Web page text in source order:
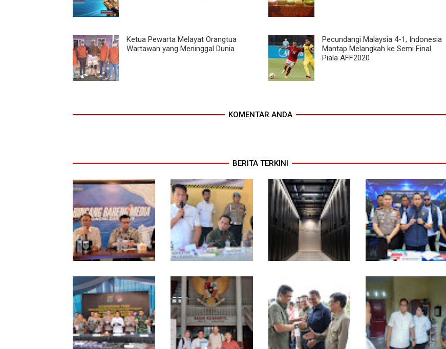
Ketua Pewarta Melayat Orangtua
Wartawan yang Meninggal Dunia
Pecundangi Malaysia 4-1, Indonesia
Mantap Melangkah ke Semi Final
Piala AFF2020
KOMENTAR ANDA
BERITA TERKINI
Pertumbuhan Ekonomi
Sumut Triwulan II 2026
berkisar 5,06 Persen, BI :
Konsumsi RT dan
Perdagangan CPO
Penyumbang Tertinggi
Polresta Deliserdang
Musnahkan 1,2 Kilo
Gram Sabu-sabu: Tiga
Tersangka Gagal
Edarkan Ribuan Dosis
Narkoba
Group, Nokia, dan
NVIDIA Luncurkan
Zankore by Indosat,
Siap Layani Kawasan
Asia-Pasifik dengan
Platform Infrastruktur
AI Terintegerasi
Polda Sumut Bongkar
Internasional di
Apartemen Medan,
Korban Rugi Rp6,7 Miliar